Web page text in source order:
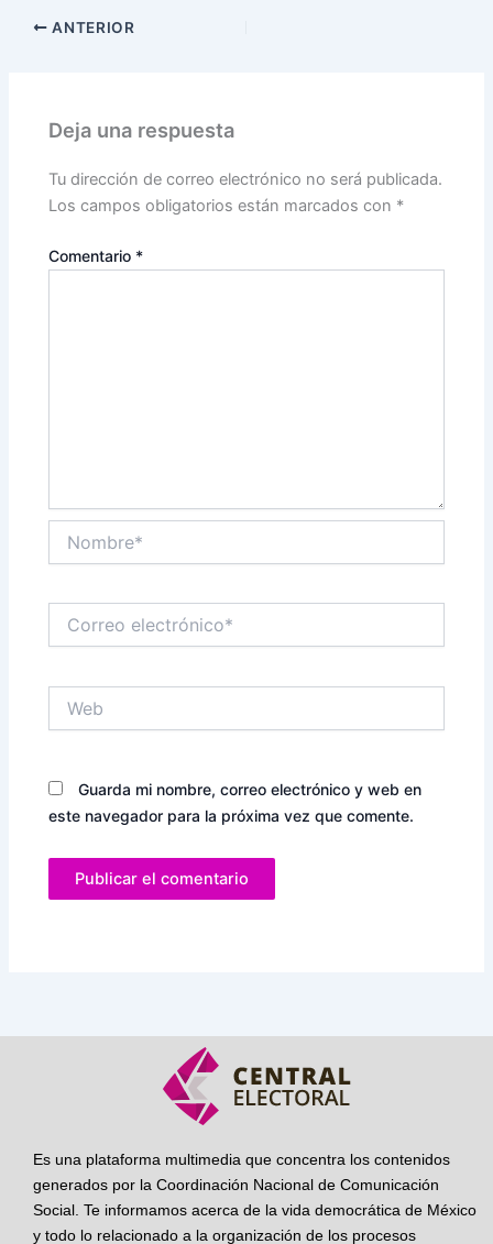
ANTERIOR
Deja una respuesta
Tu dirección de correo electrónico no será publicada.
Los campos obligatorios están marcados con *
Comentario *
electrónico*
Guarda mi nombre, correo electrónico y web en
este navegador para la próxima vez que comente.
Es una plataforma multimedia que concentra los contenidos
generados por la Coordinación Nacional de Comunicación
Social. Te informamos acerca de la vida democrática de México
y todo lo relacionado a la organización de los procesos